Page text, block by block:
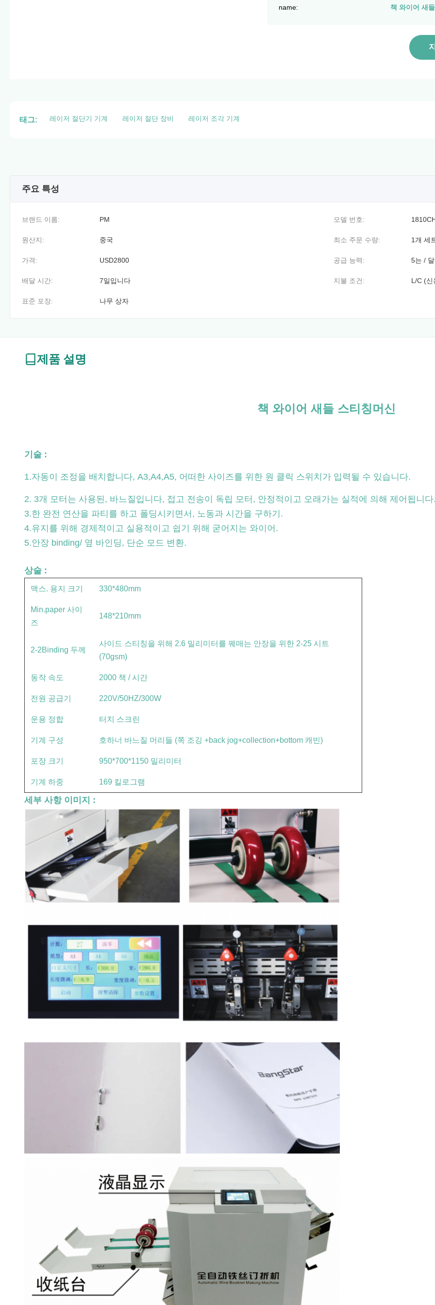
name: 책 와이어 새
태그: 레이저 절단기 기계 레이저 절단 장비 레이저 조각 기계
주요 특성
브랜드 이름: PM 모델 번호:
원산지: 중국 최소 주문 수량: 1개 세
가격: USD2800 공급 능력: 5는 /
배달 시간: 7일입니다 지불 조건: L/C (신
표준 포장: 나무 상자
제품 설명
책 와이어 새들 스티칭머신
기술 :
1.자동이 조정을 배치합니다, A3,A4,A5, 어떠한 사이즈를 위한 원 클릭 스위치가 입력될 수 있습니다.
2. 3개 모터는 사용된, 바느질입니다, 접고 전송이 독립 모터, 안정적이고 오래가는 실적에 의해 제어됩니
3.한 완전 연산을 파티를 하고 폴딩시키면서, 노동과 시간을 구하기.
4.유지를 위해 경제적이고 실용적이고 쉽기 위해 굳어지는 와이어.
5.안장 binding/ 옆 바인딩, 단순 모드 변환.
상술 :
맥스. 용지 크기 330*480mm
Min.paper 사이
즈
148*210mm
2-2Binding 두께
사이드 스티칭을 위해 2.6 밀리미터를 꿰매는 안장을 위한 2-25 시트
(70gsm)
동작 속도 2000 책 / 시간
전원 공급기 220V/50HZ/300W
운용 정합 터치 스크린
기계 구성 호하너 바느질 머리들 (쪽 조깅 +back jog+collection+bottom 캐빈)
포장 크기 950*700*1150 밀리미터
기계 하중 169 킬로그램
세부 사항 이미지 :